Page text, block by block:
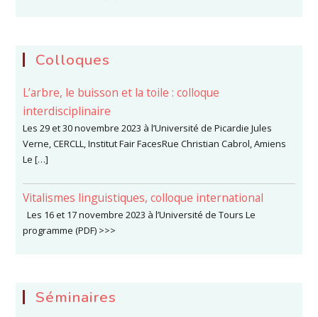
Colloques
L’arbre, le buisson et la toile : colloque
interdisciplinaire
Les 29 et 30 novembre 2023 à l’Université de Picardie Jules
Verne, CERCLL, Institut Fair FacesRue Christian Cabrol, Amiens
Le […]
Vitalismes linguistiques, colloque international
Les 16 et 17 novembre 2023 à l’Université de Tours Le
programme (PDF) >>>
Séminaires